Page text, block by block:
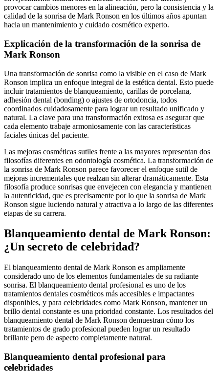
provocar cambios menores en la alineación, pero la consistencia y la
calidad de la sonrisa de Mark Ronson en los últimos años apuntan
hacia un mantenimiento y cuidado cosmético experto.
Explicación de la transformación de la sonrisa de
Mark Ronson
Una transformación de sonrisa como la visible en el caso de Mark
Ronson implica un enfoque integral de la estética dental. Esto puede
incluir tratamientos de blanqueamiento, carillas de porcelana,
adhesión dental (bonding) o ajustes de ortodoncia, todos
coordinados cuidadosamente para lograr un resultado unificado y
natural. La clave para una transformación exitosa es asegurar que
cada elemento trabaje armoniosamente con las características
faciales únicas del paciente.
Las mejoras cosméticas sutiles frente a las mayores representan dos
filosofías diferentes en odontología cosmética. La transformación de
la sonrisa de Mark Ronson parece favorecer el enfoque sutil de
mejoras incrementales que realzan sin alterar dramáticamente. Esta
filosofía produce sonrisas que envejecen con elegancia y mantienen
la autenticidad, que es precisamente por lo que la sonrisa de Mark
Ronson sigue luciendo natural y atractiva a lo largo de las diferentes
etapas de su carrera.
Blanqueamiento dental de Mark Ronson:
¿Un secreto de celebridad?
El blanqueamiento dental de Mark Ronson es ampliamente
considerado uno de los elementos fundamentales de su radiante
sonrisa. El blanqueamiento dental profesional es uno de los
tratamientos dentales cosméticos más accesibles e impactantes
disponibles, y para celebridades como Mark Ronson, mantener un
brillo dental constante es una prioridad constante. Los resultados del
blanqueamiento dental de Mark Ronson demuestran cómo los
tratamientos de grado profesional pueden lograr un resultado
brillante pero de aspecto completamente natural.
Blanqueamiento dental profesional para
celebridades